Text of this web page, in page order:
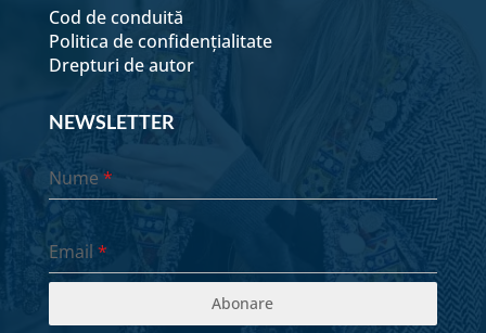
Cod de conduită
Politica de confidențialitate
Drepturi de autor
NEWSLETTER
Nume*
Email *
Abonare